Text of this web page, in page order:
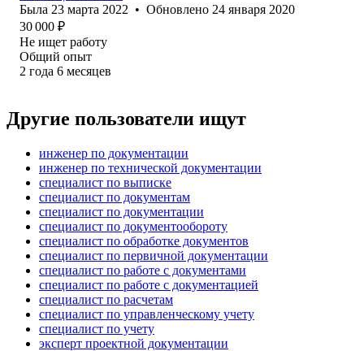
Была 23 марта 2022 • Обновлено 24 января 2020
30 000 ₽
Не ищет работу
Общий опыт
2 года 6 месяцев
Другие пользователи ищут
инженер по документации
инженер по технической документации
специалист по выписке
специалист по документам
специалист по документации
специалист по документообороту
специалист по обработке документов
специалист по первичной документации
специалист по работе с документами
специалист по работе с документацией
специалист по расчетам
специалист по управленческому учету
специалист по учету
эксперт проектной документации